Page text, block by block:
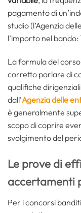
pagamento di
studio (l’Agenzia
l’importo nel bando:
La formula del
corretto parlare di
qualifiche
dall’Agenzia delle
è generalmente
scopo di coprire
svolgimento del
Le prove di
accertamenti
Per i concorsi